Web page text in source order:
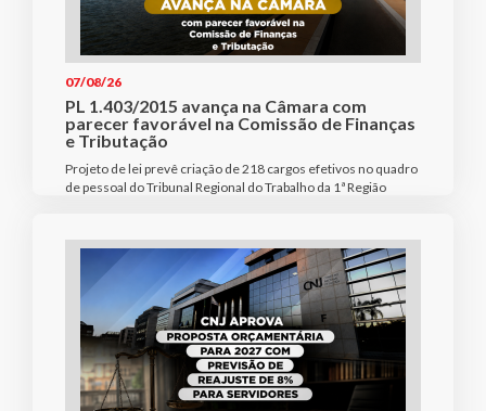
07/08/26
PL 1.403/2015 avança na Câmara com
parecer favorável na Comissão de Finanças
e Tributação
Projeto de lei prevê criação de 218 cargos efetivos no quadro
de pessoal do Tribunal Regional do Trabalho da 1ª Região